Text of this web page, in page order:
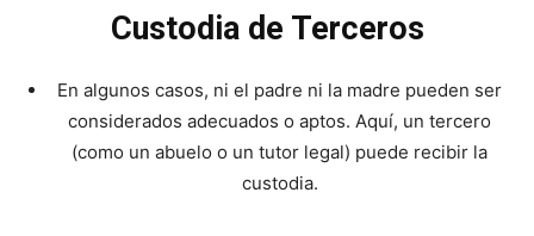
Custodia de Terceros
En algunos casos, ni el padre ni la madre pueden ser
considerados adecuados o aptos. Aquí, un tercero
(como un abuelo o un tutor legal) puede recibir la
custodia.